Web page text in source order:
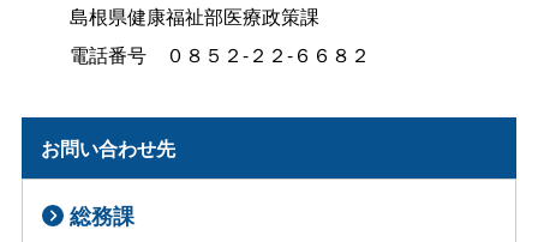
島根県健康福祉部医療政策課
電話番号 ０８５２-２２-６６８２
お問い合わせ先
総務課